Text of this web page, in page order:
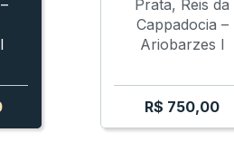
Prata, Reis da
Cappadocia –
Ariobarzes I
R$ 750,00